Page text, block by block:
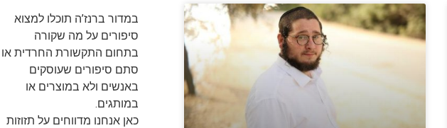
במדור ברנז’ה תוכלו למצוא
סיפורים על מה שקורה
בתחום התקשורת החרדית או
סתם סיפורים שעוסקים
באנשים ולא במוצרים או
במותגים.
כאן אנחנו מדווחים על תזוזות